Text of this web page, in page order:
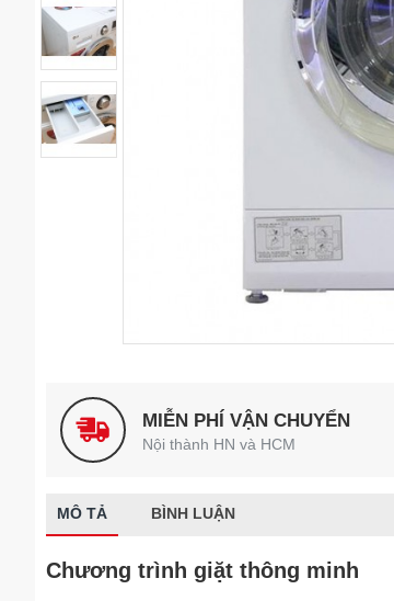
MIỄN PHÍ VẬN CHUYỂN
Nội thành HN và HCM
MÔ TẢ BÌNH LUẬN
Chương trình giặt thông minh